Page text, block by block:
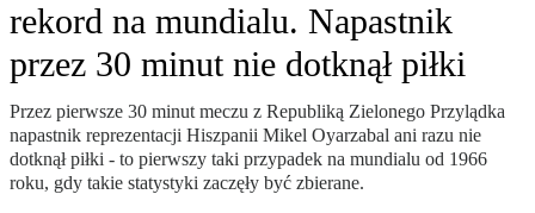
rekord na mundialu. Napastnik
przez 30 minut nie dotknął piłki
Przez pierwsze 30 minut meczu z Republiką Zielonego Przylądka
napastnik reprezentacji Hiszpanii Mikel Oyarzabal ani razu nie
dotknął piłki - to pierwszy taki przypadek na mundialu od 1966
roku, gdy takie statystyki zaczęły być zbierane.